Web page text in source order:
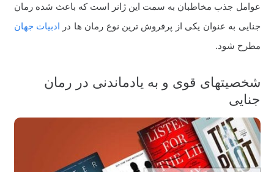
عوامل جذب مخاطبان به سمت این ژانر است که باعث شده رمان
جنایی به عنوان یکی از پرفروش ترین نوع رمان ها در ادبیات جهان
مطرح شود.
شخصیتهای قوی و به یادماندنی در رمان
جنایی